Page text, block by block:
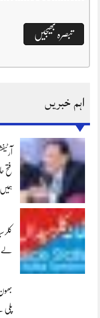
اہم خبریں
پلی